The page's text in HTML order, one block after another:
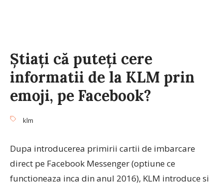
Știați că puteți cere
informatii de la KLM prin
emoji, pe Facebook?
klm
Dupa introducerea primirii cartii de imbarcare
direct pe Facebook Messenger (optiune ce
functioneaza inca din anul 2016), KLM introduce si